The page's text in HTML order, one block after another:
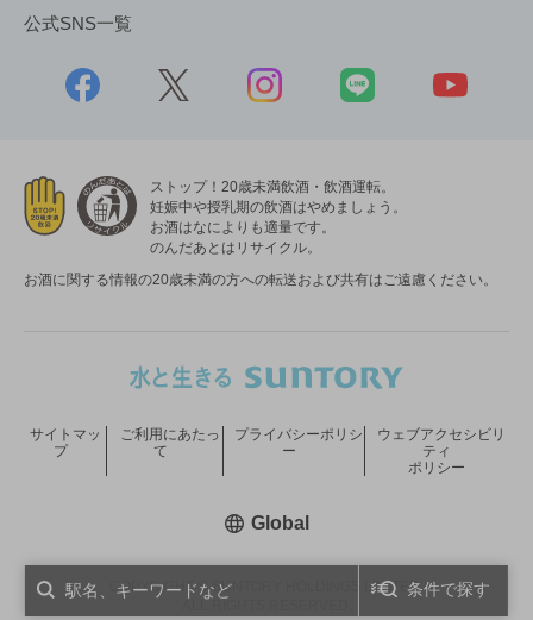
条件で探す
公式SNS一覧
ストップ！20歳未満飲酒・飲酒運転。
妊娠中や授乳期の飲酒はやめましょう。
お酒はなによりも適量です。
のんだあとはリサイクル。
お酒に関する情報の20歳未満の方への転送および共有はご遠慮ください。
COPYRIGHT © SUNTORY HOLDINGS LIMITED.
サイトマッ
プ
ご利用にあたっ
て
プライバシーポリシ
ー
ウェブアクセシビリ
ティ
ポリシー
Global新しいウィンドウで開く